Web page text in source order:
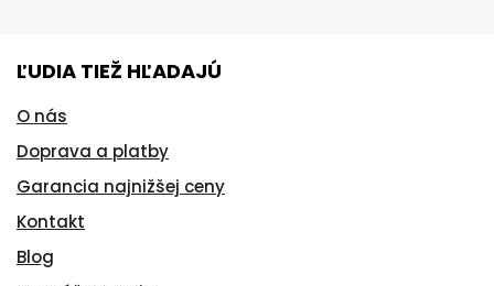
ĽUDIA TIEŽ HĽADAJÚ
O nás
Doprava a platby
Garancia najnižšej ceny
Kontakt
Blog